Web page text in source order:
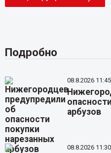
Подробно
08.8.2026 11:45
арбузов
08.8.2026 11:30